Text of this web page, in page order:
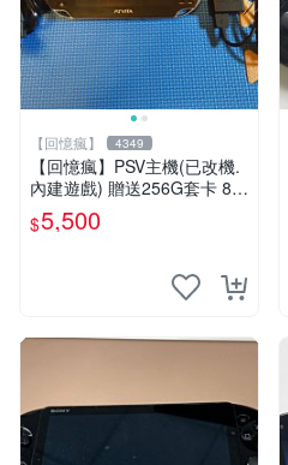
【回憶瘋】 4349
【回憶瘋】PSV主機(已改機.
內建遊戲) 贈送256G套卡 8成
新 遊戲機 PSVITA
$5,500